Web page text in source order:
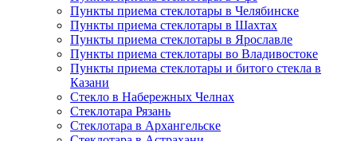
Пункты приема стеклотары в Челябинске
Пункты приема стеклотары в Шахтах
Пункты приема стеклотары в Ярославле
Пункты приема стеклотары во Владивостоке
Пункты приема стеклотары и битого стекла в
Казани
Стекло в Набережных Челнах
Стеклотара Рязань
Стеклотара в Архангельске